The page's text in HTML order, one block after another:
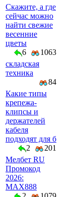
Скажите, а где
сейчас можно
найти свежие
весенние
цветы
6
1063
складская
техника
84
Какие типы
крепежа-
клипсы и
держателей
кабеля
подходят для б
2
201
Мелбет RU
Промокод
2026:
MAX888